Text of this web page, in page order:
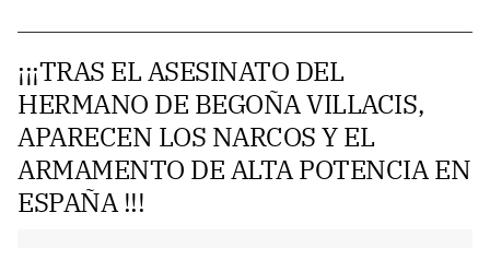
¡¡¡TRAS EL ASESINATO DEL
HERMANO DE BEGOÑA VILLACIS,
APARECEN LOS NARCOS Y EL
ARMAMENTO DE ALTA POTENCIA EN
ESPAÑA !!!